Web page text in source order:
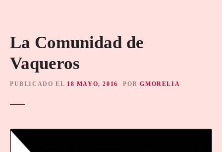
La Comunidad de
Vaqueros
PUBLICADO EL 18 MAYO, 2016 POR GMORELIA